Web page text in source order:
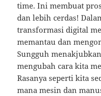
time. Ini membuat
dan lebih cerdas!
transformasi digital
memantau dan
Sungguh
mengubah cara kita
Rasanya seperti kita
mana mesin dan